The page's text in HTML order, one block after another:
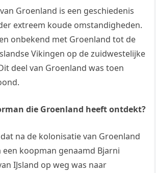
Groenland is een geschiedenis
extreem koude omstandigheden.
onbekend met Groenland tot de
Vikingen op de zuidwestelijke
deel van Groenland was toen
die Groenland heeft ontdekt?
na de kolonisatie van Groenland
koopman genaamd Bjarni
IJsland op weg was naar